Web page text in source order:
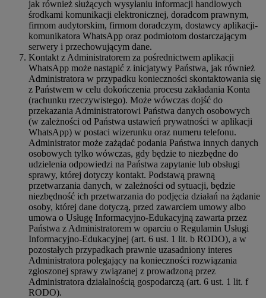
jak również służących wysyłaniu informacji handlowych
środkami komunikacji elektronicznej, doradcom prawnym,
firmom audytorskim, firmom doradczym, dostawcy aplikacji-
komunikatora WhatsApp oraz podmiotom dostarczającym
serwery i przechowującym dane.
Kontakt z Administratorem za pośrednictwem aplikacji
WhatsApp może nastąpić z inicjatywy Państwa, jak również
Administratora w przypadku konieczności skontaktowania się
z Państwem w celu dokończenia procesu zakładania Konta
(rachunku rzeczywistego). Może wówczas dojść do
przekazania Administratorowi Państwa danych osobowych
(w zależności od Państwa ustawień prywatności w aplikacji
WhatsApp) w postaci wizerunku oraz numeru telefonu.
Administrator może zażądać podania Państwa innych danych
osobowych tylko wówczas, gdy będzie to niezbędne do
udzielenia odpowiedzi na Państwa zapytanie lub obsługi
sprawy, której dotyczy kontakt. Podstawą prawną
przetwarzania danych, w zależności od sytuacji, będzie
niezbędność ich przetwarzania do podjęcia działań na żądanie
osoby, której dane dotyczą, przed zawarciem umowy albo
umowa o Usługę Informacyjno-Edukacyjną zawarta przez
Państwa z Administratorem w oparciu o Regulamin Usługi
Informacyjno-Edukacyjnej (art. 6 ust. 1 lit. b RODO), a w
pozostałych przypadkach prawnie uzasadniony interes
Administratora polegający na konieczności rozwiązania
zgłoszonej sprawy związanej z prowadzoną przez
Administratora działalnością gospodarczą (art. 6 ust. 1 lit. f
RODO).